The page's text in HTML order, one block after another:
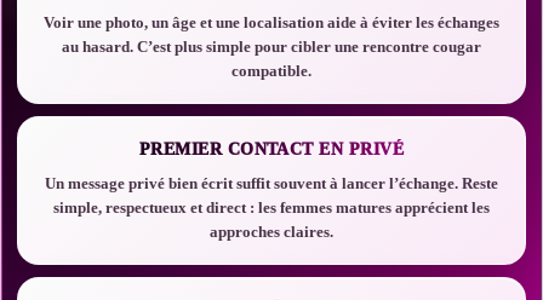
Voir une photo, un âge et une localisation aide à éviter les échanges
au hasard. C’est plus simple pour cibler une rencontre cougar
compatible.
PREMIER CONTACT EN PRIVÉ
Un message privé bien écrit suffit souvent à lancer l’échange. Reste
simple, respectueux et direct : les femmes matures apprécient les
approches claires.